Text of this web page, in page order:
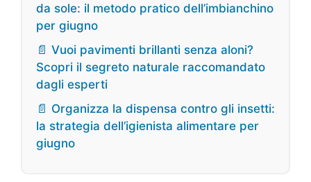
da sole: il metodo pratico dell’imbianchino
per giugno
📄 Vuoi pavimenti brillanti senza aloni?
Scopri il segreto naturale raccomandato
dagli esperti
📄 Organizza la dispensa contro gli insetti:
la strategia dell’igienista alimentare per
giugno